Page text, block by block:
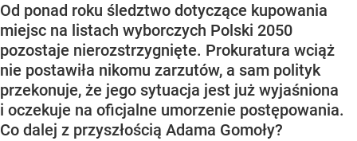
Od ponad roku śledztwo dotyczące kupowania
miejsc na listach wyborczych Polski 2050
pozostaje nierozstrzygnięte. Prokuratura wciąż
nie postawiła nikomu zarzutów, a sam polityk
przekonuje, że jego sytuacja jest już wyjaśniona
i oczekuje na oficjalne umorzenie postępowania.
Co dalej z przyszłością Adama Gomoły?